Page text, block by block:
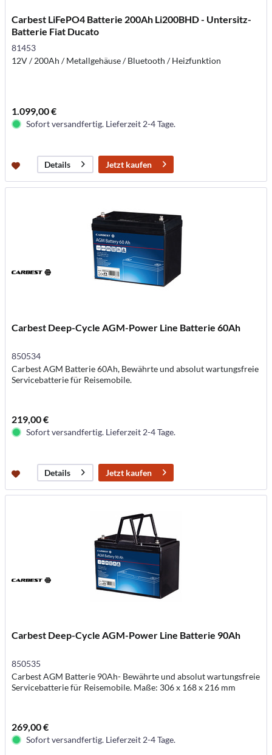
Carbest LiFePO4 Batterie 200Ah Li200BHD - Untersitz-
Batterie Fiat Ducato
81453
12V / 200Ah / Metallgehäuse / Bluetooth / Heizfunktion
1.099,00 €
Sofort versandfertig. Lieferzeit 2-4 Tage.
Details Jetzt kaufen
Carbest Deep-Cycle AGM-Power Line Batterie 60Ah
850534
Carbest AGM Batterie 60Ah, Bewährte und absolut wartungsfreie
Servicebatterie für Reisemobile.
219,00 €
Sofort versandfertig. Lieferzeit 2-4 Tage.
Details Jetzt kaufen
Carbest Deep-Cycle AGM-Power Line Batterie 90Ah
850535
Carbest AGM Batterie 90Ah- Bewährte und absolut wartungsfreie
Servicebatterie für Reisemobile. Maße: 306 x 168 x 216 mm
269,00 €
Sofort versandfertig. Lieferzeit 2-4 Tage.